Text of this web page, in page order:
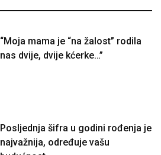
“Moja mama je “na žalost” rodila
nas dvije, dvije kćerke…”
Posljednja šifra u godini rođenja je
najvažnija, određuje vašu